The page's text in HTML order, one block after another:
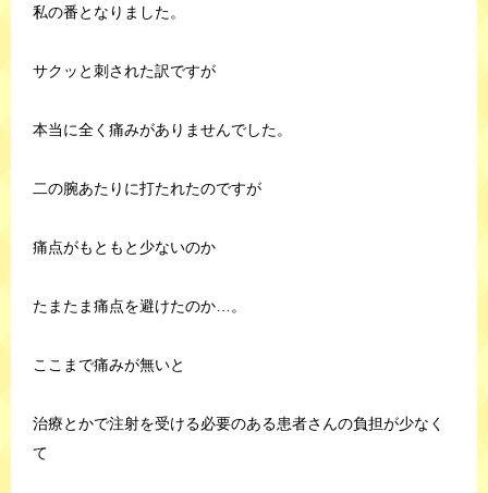
私の番となりました。
サクッと刺された訳ですが
本当に全く痛みがありませんでした。
二の腕あたりに打たれたのですが
痛点がもともと少ないのか
たまたま痛点を避けたのか…。
ここまで痛みが無いと
治療とかで注射を受ける必要のある患者さんの負担が少なく
て